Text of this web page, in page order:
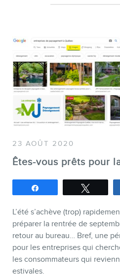
Formations
Audits web
23 AOÛT 2020
Êtes-vous prêts pour
L’été s’achève (trop)
préparer la rentrée de
retour au bureau… Bref, une
pour les entreprises qui
les consommateurs qui
estivales.